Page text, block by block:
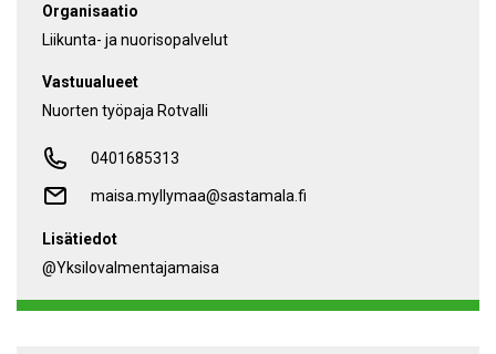
Organisaatio
Liikunta- ja nuorisopalvelut
Vastuualueet
Nuorten työpaja Rotvalli
0401685313
maisa.myllymaa@sastamala.fi
Lisätiedot
@yksilovalmentajamaisa